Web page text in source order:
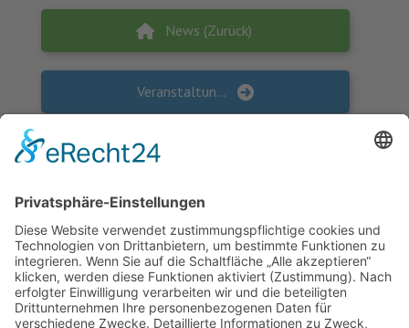
News (Zurück)
Veranstaltungsreihe “Digitale Netzwerkrunden”
KONTAKT